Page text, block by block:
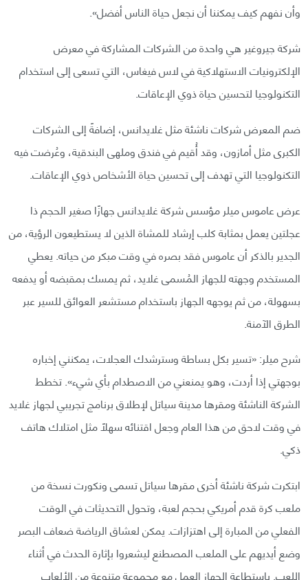
وأن نفهم كيف يمكننا أن نجعل حياة الناس أفضل».
شركة جيروغير هي واحدة من الشركات المشاركة في معرض
الإلكترونيات الاستهلاكية في لاس فيغاس، التي تسعى إلى استخدام
التكنولوجيا لتحسين حياة ذوي الإعاقات.
ضم المعرض شركات ناشئة مثل غلايدانس، إضافةً إلى الشركات
الكبرى مثل أمازون، وقد أُقيم في فندق وملهى البندقية، وعُرضت فيه
التكنولوجيا التي تهدف إلى تحسين حياة الأشخاص ذوي الإعاقات.
عرض عاموس ميلر مؤسس شركة غلايدانس جهازًا صغير الحجم ذا
عجلتين يعمل بمثابة كلب إرشاد للمشاة الذين لا يستطيعون الرؤية، من
الجدير بالذكر أن عاموس فقد بصره في وقت مبكر من حياته. يعطي
المستخدم وجهته للجهاز المُسمى غلايد، ثم يمسك بمقبضه أو يدفعه
بسهولة، من ثم يوجهه الجهاز باستخدام مستشعر العوائق للسير عبر
الطرق الآمنة.
شرح ميلر: «تسير بكل بساطة وسترشدك العجلات، يمكنني إخباره
بوجهتي إذا أردت، وهو يمنعني من الاصطدام بأي شيء». تخطط
الشركة الناشئة ومقرها مدينة سياتل لإطلاق برنامج تجريبي لجهاز غلايد
في وقت لاحق من هذا العام وجعل اقتنائه سهلًا مثل امتلاك هاتف
ذكي.
ابتكرت شركة ناشئة أخرى مقرها سياتل تسمى ونكورت نسخة من
ملعب كرة قدم أمريكي بحجم لعبة، وتحول التحديثات في الوقت
الفعلي من المبارة إلى اهتزازات. يمكن لعشاق الرياضة ضعاف البصر
وضع أيديهم على الملعب المصطنع ليشعروا بإثارة الحدث في أثناء
اللعب. باستطاعة الجهاز العمل مع مجموعة متنوعة من الألعاب